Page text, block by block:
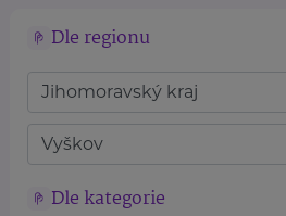
Dle regionu
Dle kategorie